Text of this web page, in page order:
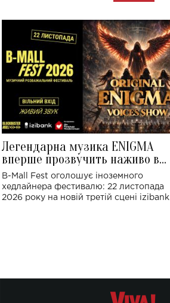
Легендарна музика ENIGMA
вперше прозвучить наживо в
Україні: де відбудеться концерт
B-Mall Fest оголошує іноземного
хедлайнера фестивалю: 22 листопада
2026 року на новій третій сцені izibank